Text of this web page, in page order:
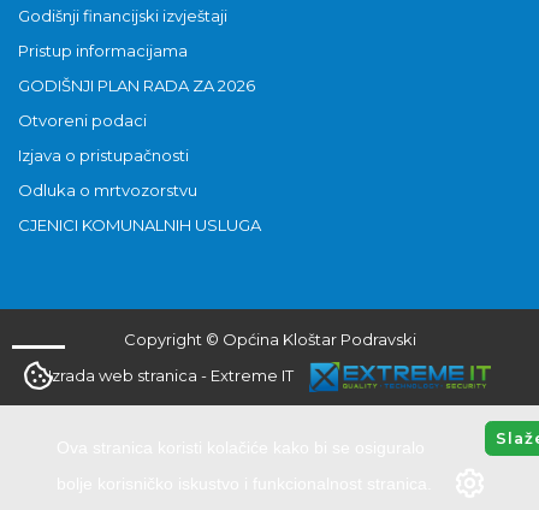
Godišnji financijski izvještaji
Pristup informacijama
GODIŠNJI PLAN RADA ZA 2026
Otvoreni podaci
Izjava o pristupačnosti
Odluka o mrtvozorstvu
CJENICI KOMUNALNIH USLUGA
Copyright © Općina Kloštar Podravski
Izrada web stranica - Extreme IT